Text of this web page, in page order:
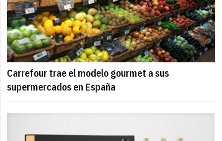
Carrefour trae el modelo gourmet a sus
supermercados en España